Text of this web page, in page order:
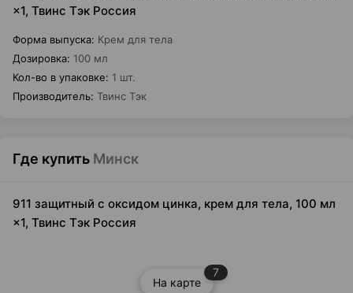
×1, Твинс Тэк Россия
Форма выпуска: Крем для тела
Дозировка: 100 мл
Кол-во в упаковке: 1 шт.
Производитель: Твинс Тэк
Где купить Минск
911 защитный с оксидом цинка, крем для тела, 100 мл
×1, Твинс Тэк Россия
На карте
7